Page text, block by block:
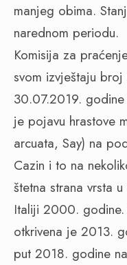
manjeg obima.
narednom periodu.
Komisija za
svom izvještaju
30.07.2019.
je pojavu hrastove
arcuata, Say) na
Cazin i to na
štetna strana vrsta
Italiji 2000. godine.
otkrivena je 2013.
put 2018. godine